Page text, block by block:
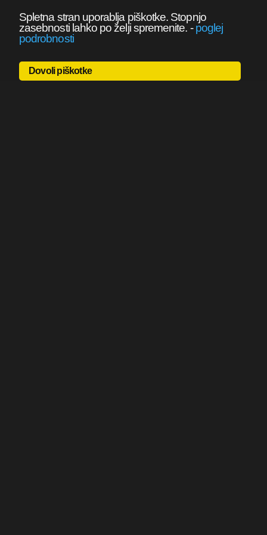
Spletna stran uporablja piškotke. Stopnjo
zasebnosti lahko po želji spremenite. -poglej
podrobnosti
Dovoli piškotke